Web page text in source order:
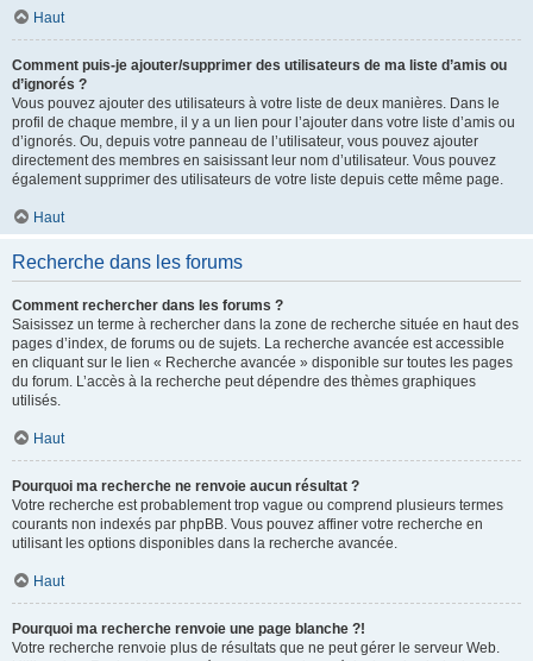
Haut
Comment puis-je ajouter/supprimer des utilisateurs de ma liste d’amis ou
d’ignorés ?
Vous pouvez ajouter des utilisateurs à votre liste de deux manières. Dans le
profil de chaque membre, il y a un lien pour l’ajouter dans votre liste d’amis ou
d’ignorés. Ou, depuis votre panneau de l’utilisateur, vous pouvez ajouter
directement des membres en saisissant leur nom d’utilisateur. Vous pouvez
également supprimer des utilisateurs de votre liste depuis cette même page.
Haut
Recherche dans les forums
Comment rechercher dans les forums ?
Saisissez un terme à rechercher dans la zone de recherche située en haut des
pages d’index, de forums ou de sujets. La recherche avancée est accessible
en cliquant sur le lien « Recherche avancée » disponible sur toutes les pages
du forum. L’accès à la recherche peut dépendre des thèmes graphiques
utilisés.
Haut
Pourquoi ma recherche ne renvoie aucun résultat ?
Votre recherche est probablement trop vague ou comprend plusieurs termes
courants non indexés par phpBB. Vous pouvez affiner votre recherche en
utilisant les options disponibles dans la recherche avancée.
Haut
Pourquoi ma recherche renvoie une page blanche ?!
Votre recherche renvoie plus de résultats que ne peut gérer le serveur Web.